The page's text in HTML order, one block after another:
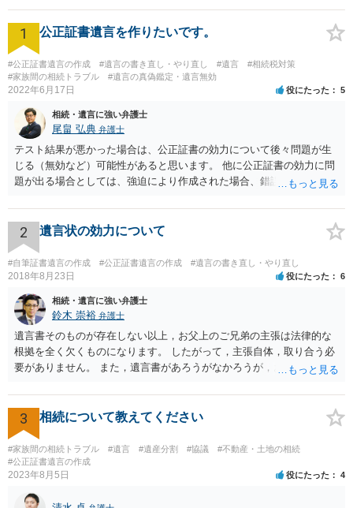
1 公正証書遺言を作りたいです。
#公正証書遺言の作成 #遺言の書き直し・やり直し #遺言
#相続税対策
#家族間の相続トラブル
#遺言の真偽鑑定・遺言無効
2022年6月17日 役にたった 5
相続・遺言に強い弁護士
尾畠 弘典 弁護士
テスト結果が悪かった場合は、公正証書の効力について後々問題が生
じる（無効など）可能性があると思います。 他に公正証書の効力に問
題が出る場合としては、強迫により作成された場合、錯誤（勘違い）
すが、弁護士に作成を依頼する場合は、１０～数十万円程度になるケ
ースが多いと思います。 報酬体系は、弁護士ごとに異なりますので一
律の基準はありません。
2 遺言状の効力について
#自筆証書遺言の作成 #公正証書遺言の作成 #遺言の書き直し・やり直し
2018年8月23日 役にたった 6
相続・遺言に強い弁護士
鈴木 崇裕 弁護士
遺言書そのものが存在しない以上，お父上のご兄弟の主張は法律的な
根拠を全く欠くものになります。 したがって，主張自体，取り合う必
要がありません。 また，遺言書があろうがなかろうが，お父上のご兄
ご回答にもありますが， 代理人弁護士をたてて，その弁護士から相手
方に対して， ・相続に関する主張は法的根拠がなく，一切応じないこ
と ・今後一切の連絡をしてこないでほしいこと ・連絡を継続してくる
ようであれば警察への通報や法的措置も辞さないこと などを記載した
書面を発送してもらうことがよろしいように思います。
3 相続について教えてください
#家族間の相続トラブル #遺言 #遺産分割 #協議
#不動産・土地の相続
#公正証書遺言の作成
2023年8月5日 役にたった 4